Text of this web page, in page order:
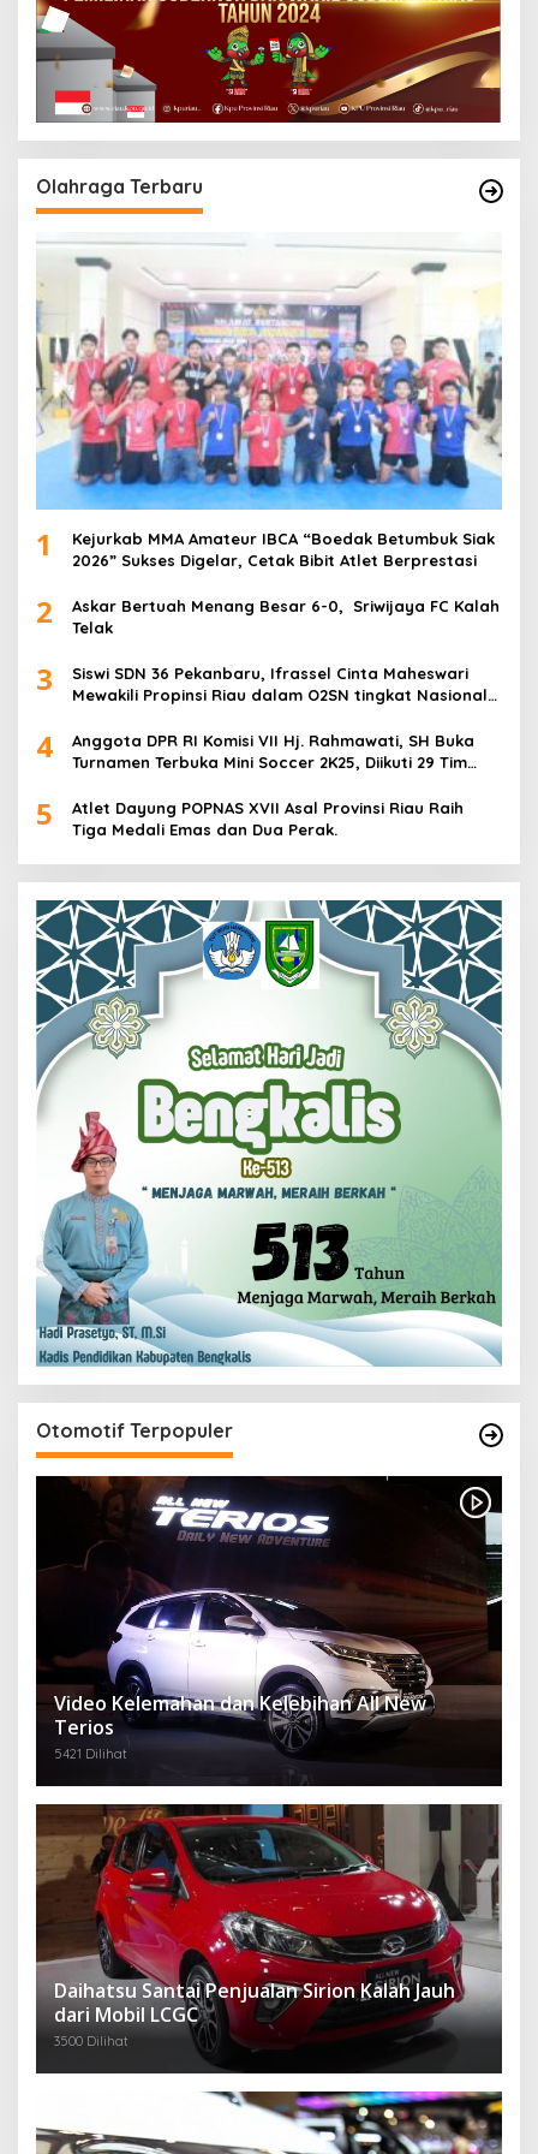
Olahraga Terbaru
1
Kejurkab MMA Amateur IBCA “Boedak Betumbuk Siak
2026” Sukses Digelar, Cetak Bibit Atlet Berprestasi
2
Askar Bertuah Menang Besar 6-0, Sriwijaya FC Kalah
Telak
3
Siswi SDN 36 Pekanbaru, Ifrassel Cinta Maheswari
Mewakili Propinsi Riau dalam O2SN tingkat Nasional
4
Anggota DPR RI Komisi VII Hj. Rahmawati, SH Buka
Turnamen Terbuka Mini Soccer 2K25, Diikuti 29 Tim
5
Atlet Dayung POPNAS XVII Asal Provinsi Riau Raih
Tiga Medali Emas dan Dua Perak.
Otomotif Terpopuler
Video Kelemahan dan Kelebihan All New
Terios
5421 Dilihat
Daihatsu Santai Penjualan Sirion Kalah Jauh
dari Mobil LCGC
3500 Dilihat